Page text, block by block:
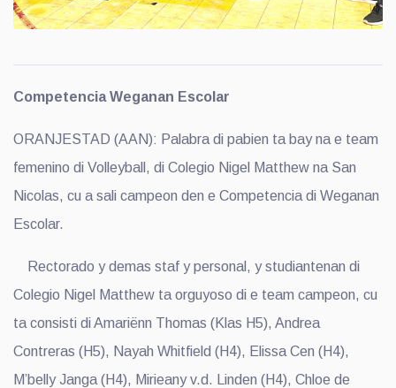
Competencia Weganan Escolar
ORANJESTAD (AAN): Palabra di pabien ta bay na e team
femenino di Volleyball, di Colegio Nigel Matthew na San
Nicolas, cu a sali campeon den e Competencia di Weganan
Escolar.
Rectorado y demas staf y personal, y studiantenan di
Colegio Nigel Matthew ta orguyoso di e team campeon, cu
ta consisti di Amariënn Thomas (Klas H5), Andrea
Contreras (H5), Nayah Whitfield (H4), Elissa Cen (H4),
M’belly Janga (H4), Mirieany v.d. Linden (H4), Chloe de